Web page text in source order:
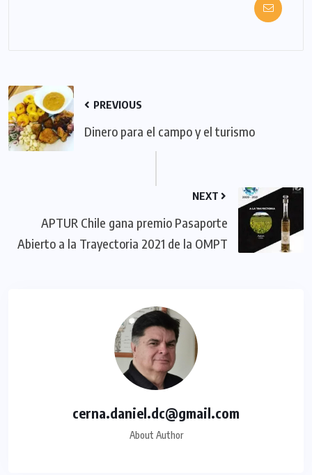
PREVIOUS
Dinero para el campo y el turismo
NEXT
APTUR Chile gana premio Pasaporte
Abierto a la Trayectoria 2021 de la OMPT
cerna.daniel.dc@gmail.com
About Author